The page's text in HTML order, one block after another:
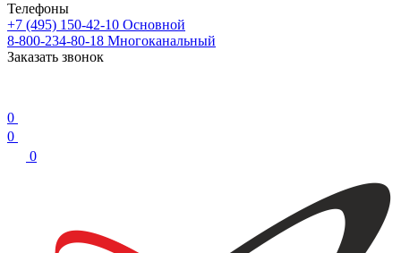
Телефоны
+7 (495) 150-42-10 Основной
8-800-234-80-18 Многоканальный
Заказать звонок
0
0
0